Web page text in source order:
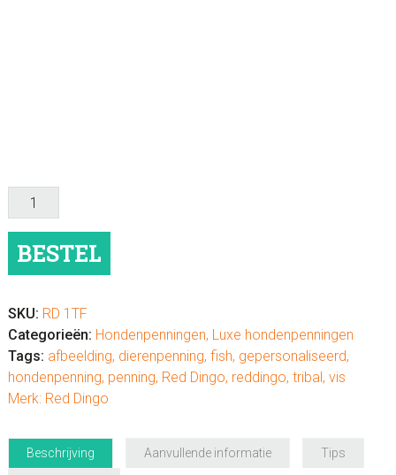
Hondenpenning
luxe
Fish"
aantal
BESTEL
SKU: RD 1TF
Categorieën: Hondenpenningen, Luxe hondenpenningen
Tags: afbeelding, dierenpenning, fish, gepersonaliseerd,
hondenpenning, penning, Red Dingo, reddingo, tribal, vis
Merk: Red Dingo
Beschrijving Aanvullende informatie Tips